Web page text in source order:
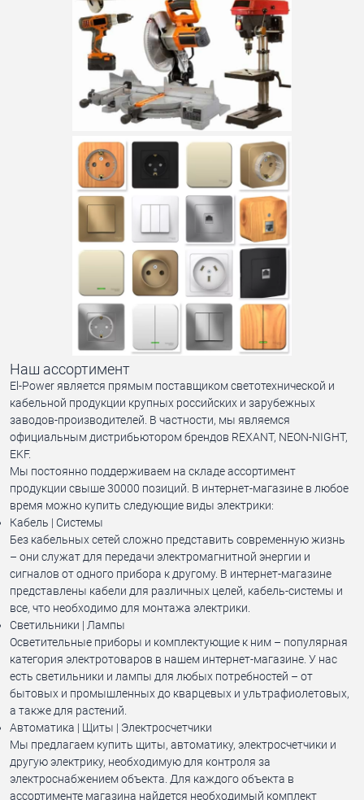
Наш ассортимент
El-Power является прямым поставщиком светотехнической и
кабельной продукции крупных российских и зарубежных
заводов-производителей. В частности, мы являемся
официальным дистрибьютором брендов REXANT, NEON-NIGHT,
EKF.
Мы постоянно поддерживаем на складе ассортимент
продукции свыше 30000 позиций. В интернет-магазине в любое
время можно купить следующие виды электрики:
Кабель | Системы
Без кабельных сетей сложно представить современную жизнь
– они служат для передачи электромагнитной энергии и
сигналов от одного прибора к другому. В интернет-магазине
представлены кабели для различных целей, кабель-системы и
все, что необходимо для монтажа электрики.
Светильники | Лампы
Осветительные приборы и комплектующие к ним – популярная
категория электротоваров в нашем интернет-магазине. У нас
есть светильники и лампы для любых потребностей – от
бытовых и промышленных до кварцевых и ультрафиолетовых,
а также для растений.
Автоматика | Щиты | Электросчетчики
Мы предлагаем купить щиты, автоматику, электросчетчики и
другую электрику, необходимую для контроля за
электроснабжением объекта. Для каждого объекта в
ассортименте магазина найдется необходимый комплект